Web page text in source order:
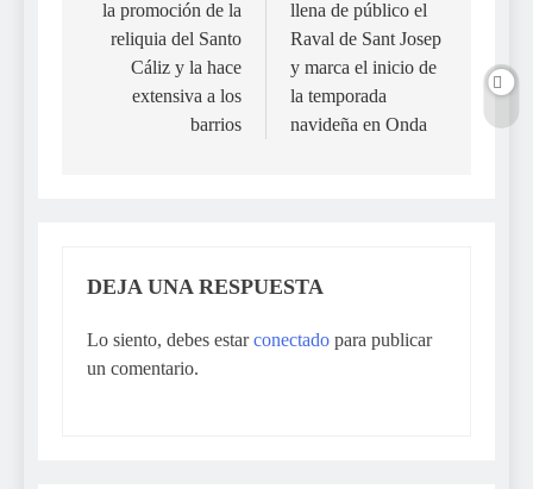
entradas
la promoción de la
reliquia del Santo
Cáliz y la hace
extensiva a los
barrios
llena de público el
Raval de Sant Josep
y marca el inicio de
la temporada
navideña en Onda
DEJA UNA RESPUESTA
Lo siento, debes estarconectado para publicar
un comentario.